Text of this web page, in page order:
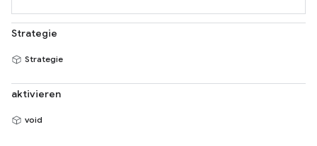
Strategie
Strategie
aktivieren
void